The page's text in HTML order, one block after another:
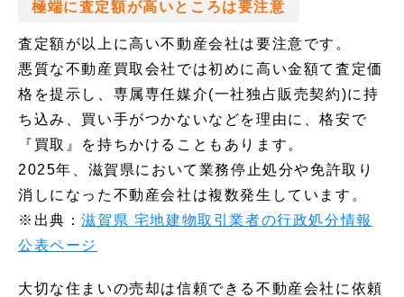
極端に査定額が高いところは要注意
査定額が以上に高い不動産会社は要注意です。
悪質な不動産買取会社では初めに高い金額て査定価
格を提示し、専属専任媒介(一社独占販売契約)に持
ち込み、買い手がつかないなどを理由に、格安で
『買取』を持ちかけることもあります。
2025年、滋賀県において業務停止処分や免許取り
消しになった不動産会社は複数発生しています。
※出典：滋賀県 宅地建物取引業者の行政処分情報
公表ページ
大切な住まいの売却は信頼できる不動産会社に依頼